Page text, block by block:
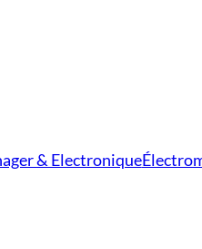
& Electronique